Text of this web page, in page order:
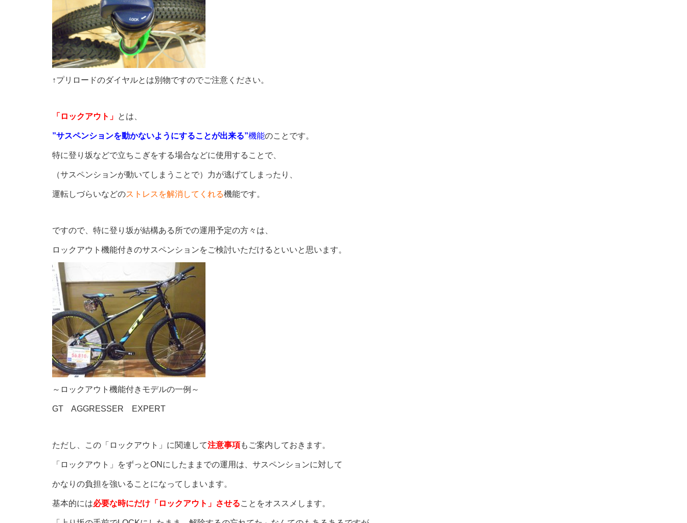
↑プリロードのダイヤルとは別物ですのでご注意ください。
「ロックアウト」 とは、
”サスペンションを動かないようにすることが出来る”機能のことです。
特に登り坂などで立ちこぎをする場合などに使用することで、
（サスペンションが動いてしまうことで）力が逃げてしまったり、
運転しづらいなどのストレスを解消してくれる機能です。
ですので、特に登り坂が結構ある所での運用予定の方々は、
ロックアウト機能付きのサスペンションをご検討いただけるといいと思います。
～ロックアウト機能付きモデルの一例～
GT AGGRESSER EXPERT
ただし、この「ロックアウト」に関連して注意事項もご案内しておきます。
「ロックアウト」をずっとONにしたままでの運用は、サスペンションに対して
かなりの負担を強いることになってしまいます。
基本的には必要な時にだけ「ロックアウト」させることをオススメします。